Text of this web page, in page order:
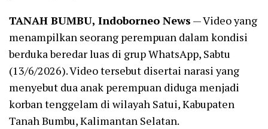
TANAH BUMBU, Indoborneo News — Video yang
menampilkan seorang perempuan dalam kondisi
berduka beredar luas di grup WhatsApp, Sabtu
(13/6/2026). Video tersebut disertai narasi yang
menyebut dua anak perempuan diduga menjadi
korban tenggelam di wilayah Satui, Kabupaten
Tanah Bumbu, Kalimantan Selatan.